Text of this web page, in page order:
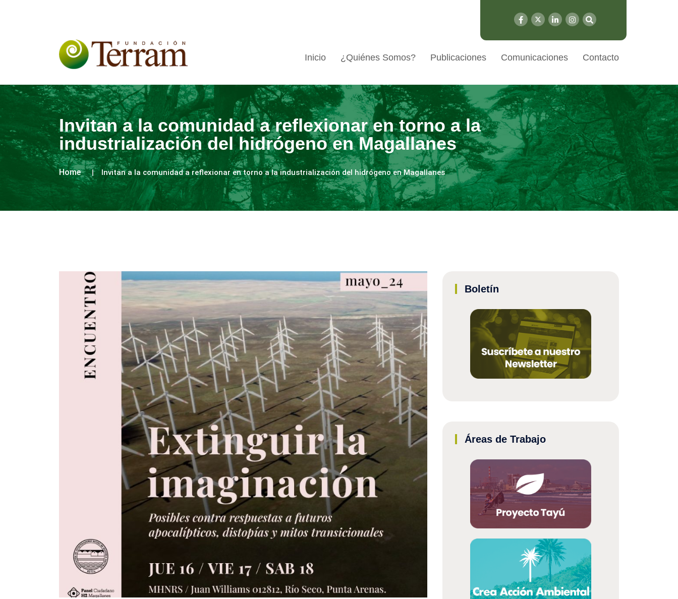
Inicio ¿Quiénes Somos? Publicaciones Comunicaciones Contacto
Invitan a la comunidad a reflexionar en torno a la
industrialización del hidrógeno en Magallanes
Home Invitan a la comunidad a reflexionar en torno a la industrialización del hidrógeno en Magallanes
Boletín
Áreas de Trabajo